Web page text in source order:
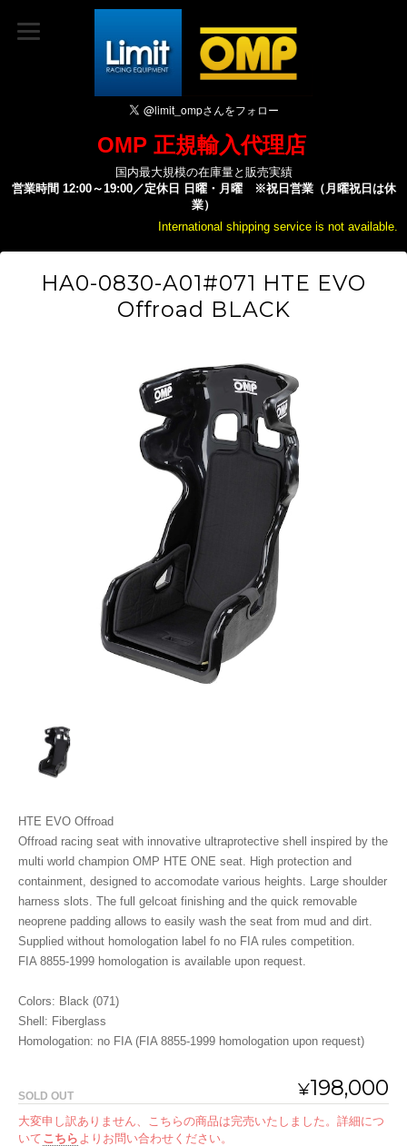
OMP 正規輸入代理店
国内最大規模の在庫量と販売実績
営業時間 12:00～19:00／定休日 日曜・月曜 ※祝日営業（月曜祝日は休
業）
International shipping service is not available.
HA0-0830-A01#071 HTE EVO
Offroad BLACK
HTE EVO Offroad
Offroad racing seat with innovative ultraprotective shell inspired by the
multi world champion OMP HTE ONE seat. High protection and
containment, designed to accomodate various heights. Large shoulder
harness slots. The full gelcoat finishing and the quick removable
neoprene padding allows to easily wash the seat from mud and dirt.
Supplied without homologation label fo no FIA rules competition.
FIA 8855-1999 homologation is available upon request.
Colors: Black (071)
Shell: Fiberglass
Homologation: no FIA (FIA 8855-1999 homologation upon request)
¥198,000
SOLD OUT
大変申し訳ありません、こちらの商品は完売いたしました。詳細につ
いて こちら よりお問い合わせください。